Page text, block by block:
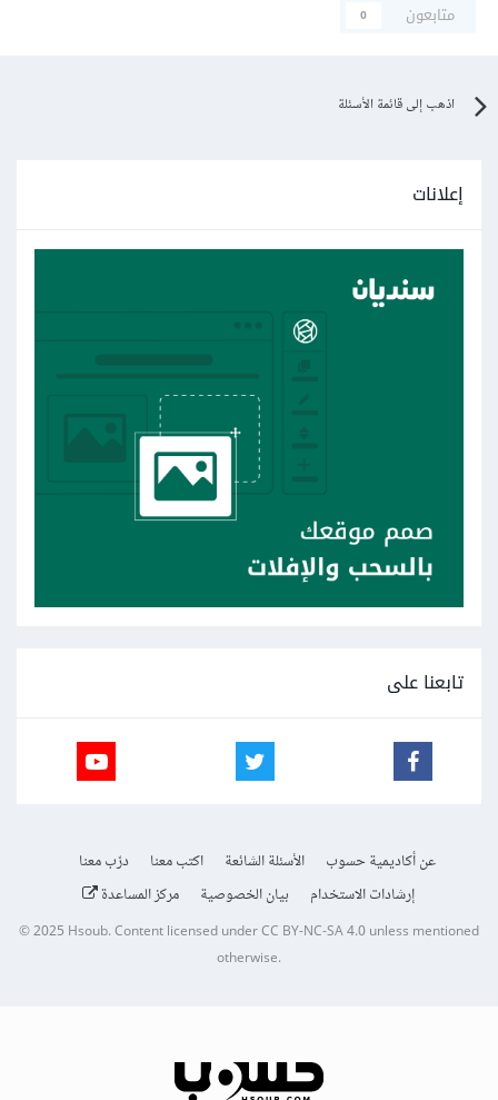
متابعون
0
اذهب إلى قائمة الأسئلة
إعلانات
تابعنا على
عن أكاديمية حسوب الأسئلة الشائعة اكتب معنا
درّب معنا
إرشادات الاستخدام
بيان الخصوصية مركز المساعدة
© 2025Hsoub.Content licensed underCC BY-NC-SA 4.0unless mentioned
otherwise.